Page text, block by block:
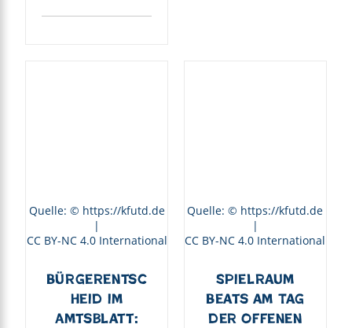
Quelle: © https://kfutd.de
|
CC BY-NC 4.0 International
Bürgerentsc
heid im
Amtsblatt:
Quelle: © https://kfutd.de
|
CC BY-NC 4.0 International
Spielraum
Beats am Tag
der offenen